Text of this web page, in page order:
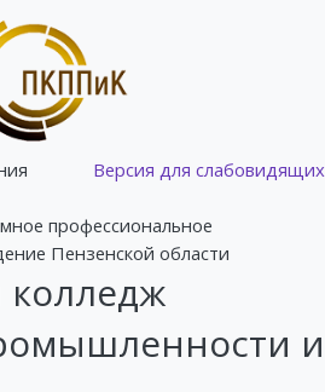
Версия для слабовидящих
профессиональное
Пензенской области
колледж
и